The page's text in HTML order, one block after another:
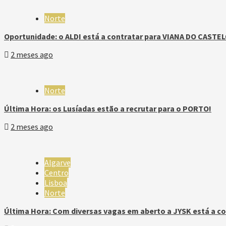
Norte
Oportunidade: o ALDI está a contratar para VIANA DO
2 meses ago
Norte
Última Hora: os Lusíadas estão a recrutar para o PORTO!
2 meses ago
Algarve
Centro
Lisboa
Norte
Última Hora: Com diversas vagas em aberto a JYSK está a